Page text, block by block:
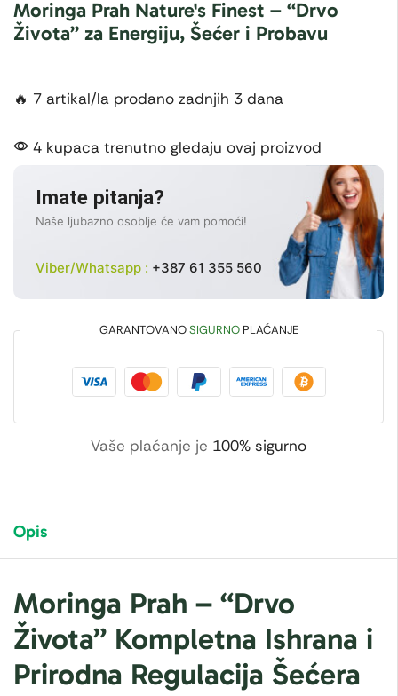
Moringa Prah Nature's Finest – “Drvo
Života” za Energiju, Šećer i Probavu
🔥 7 artikal/la prodano zadnjih 3 dana
4 kupaca trenutno gledaju ovaj proizvod
Imate pitanja?
Naše ljubazno osoblje će vam pomoći!
Viber/Whatsapp : +387 61 355 560
GARANTOVANOSIGURNOPLAĆANJE
Vaše plaćanje je 100% sigurno
Opis
Moringa Prah – “Drvo
Života” Kompletna Ishrana i
Prirodna Regulacija Šećera